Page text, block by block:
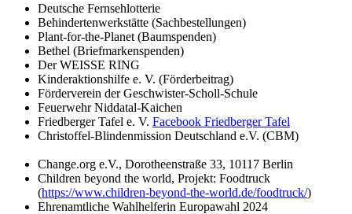
Deutsche Fernsehlotterie
Behindertenwerkstätte (Sachbestellungen)
Plant-for-the-Planet (Baumspenden)
Bethel (Briefmarkenspenden)
Der WEISSE RING
Kinderaktionshilfe e. V. (Förderbeitrag)
Förderverein der Geschwister-Scholl-Schule
Feuerwehr Niddatal-Kaichen
Friedberger Tafel e. V. Facebook Friedberger Tafel
Christoffel-Blindenmission Deutschland e.V. (CBM)
Change.org e.V., Dorotheenstraße 33, 10117 Berlin
Children beyond the world, Projekt: Foodtruck
(https://www.children-beyond-the-world.de/foodtruck/)
Ehrenamtliche Wahlhelferin Europawahl 2024